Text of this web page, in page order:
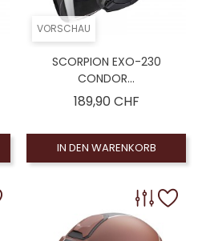
VORSCHAU
SCORPION EXO-230
CONDOR...
189,90 CHFPreis
IN DEN WARENKORB